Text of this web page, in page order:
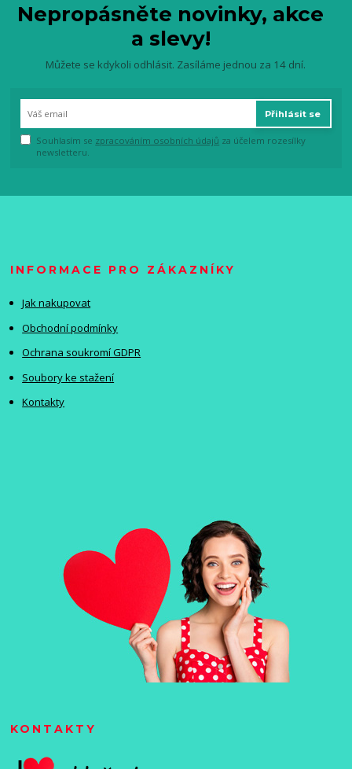
Nepropásněte novinky, akce
a slevy!
Můžete se kdykoli odhlásit. Zasíláme jednou za 14 dní.
Přihlásit se
Souhlasím se zpracováním osobních údajů za účelem rozesílky
newsletteru.
INFORMACE PRO ZÁKAZNÍKY
Jak nakupovat
Obchodní podmínky
Ochrana soukromí GDPR
Soubory ke stažení
Kontakty
KONTAKTY